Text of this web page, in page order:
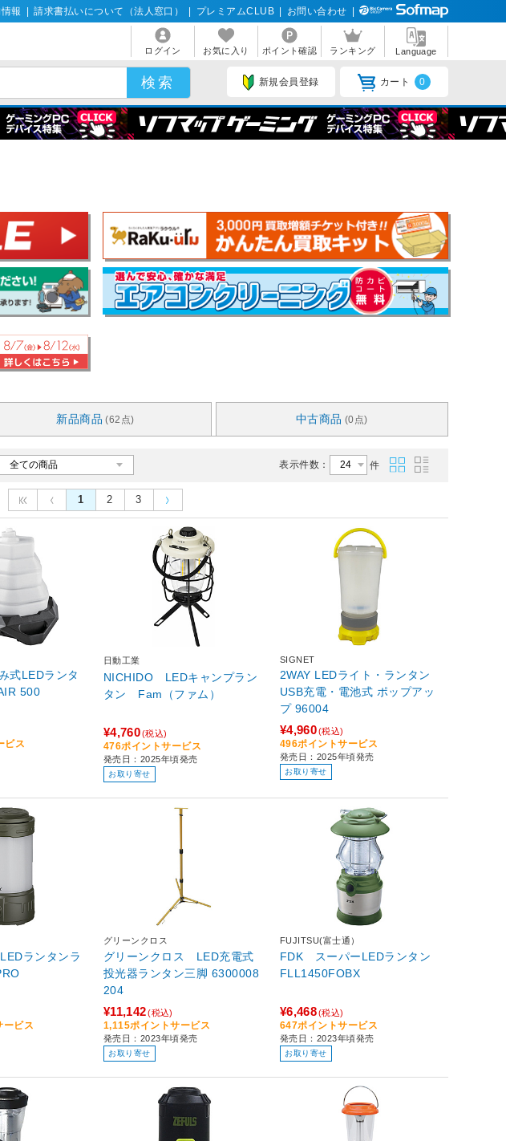
報 請求書払いについて（法人窓口） プレミアムCLUB お問い合わせ
ログイン お気に入り ポイント確認 ランキング Language
新規会員登録 カート 0
新品商品 (62点) 中古商品 (0点)
表示件数： 件
1 2 3
式LEDランタ
500
ビス
日動工業
NICHIDO LEDキャンプラン
タン Fam（ファム）
¥4,760(税込)
476ポイントサービス
発売日：2025年頃発売
お取り寄せ
SIGNET
2WAY LEDライト・ランタン
USB充電・電池式 ポップアッ
プ 96004
¥4,960(税込)
496ポイントサービス
発売日：2025年頃発売
お取り寄せ
ランタンラ
ービス
グリーンクロス
グリーンクロス LED充電式
投光器ランタン三脚 6300008
204
¥11,142(税込)
1,115ポイントサービス
発売日：2023年頃発売
お取り寄せ
FUJITSU(富士通）
FDK スーパーLEDランタン
FLL1450FOBX
¥6,468(税込)
647ポイントサービス
発売日：2023年頃発売
お取り寄せ